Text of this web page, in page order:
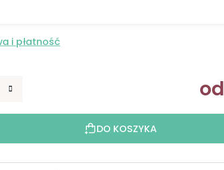
i płatność
od
DO KOSZYKA